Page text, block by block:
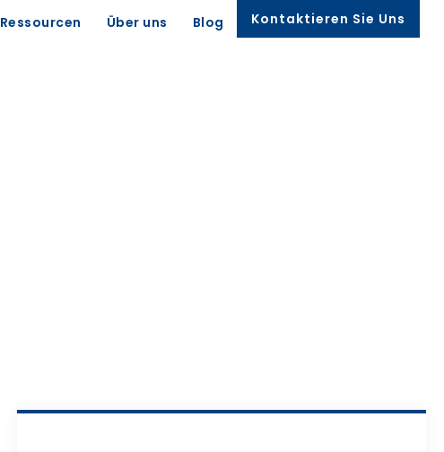
Ressourcen Über uns Blog Kontaktieren Sie Uns